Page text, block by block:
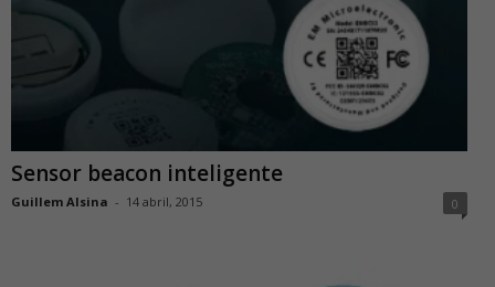
Sensor beacon inteligente
Guillem Alsina - 14 abril, 2015 0